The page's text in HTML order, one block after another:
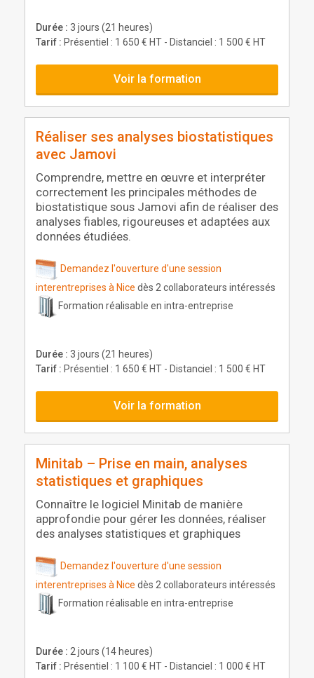
Durée : 3 jours (21 heures)
Tarif : Présentiel : 1 650 € HT - Distanciel : 1 500 € HT
Voir la formation
Réaliser ses analyses biostatistiques
avec Jamovi
Comprendre, mettre en œuvre et interpréter
correctement les principales méthodes de
biostatistique sous Jamovi afin de réaliser des
analyses fiables, rigoureuses et adaptées aux
données étudiées.
Demandez l'ouverture d'une session
interentreprises à Nice dès 2 collaborateurs intéressés
Formation réalisable en intra-entreprise
Durée : 3 jours (21 heures)
Tarif : Présentiel : 1 650 € HT - Distanciel : 1 500 € HT
Voir la formation
Minitab – Prise en main, analyses
statistiques et graphiques
Connaître le logiciel Minitab de manière
approfondie pour gérer les données, réaliser
des analyses statistiques et graphiques
Demandez l'ouverture d'une session
interentreprises à Nice dès 2 collaborateurs intéressés
Formation réalisable en intra-entreprise
Durée : 2 jours (14 heures)
Tarif : Présentiel : 1 100 € HT - Distanciel : 1 000 € HT